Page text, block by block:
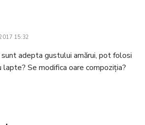
15:32
sunt adepta gustului amărui, pot folosi
lapte? Se modifica oare compoziția?